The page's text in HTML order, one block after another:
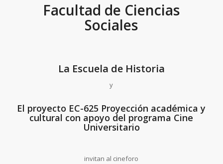
Facultad de Ciencias
Sociales
La Escuela de Historia
y
El proyecto EC-625 Proyección académica y
cultural con apoyo del programa Cine
Universitario
invitan al cineforo